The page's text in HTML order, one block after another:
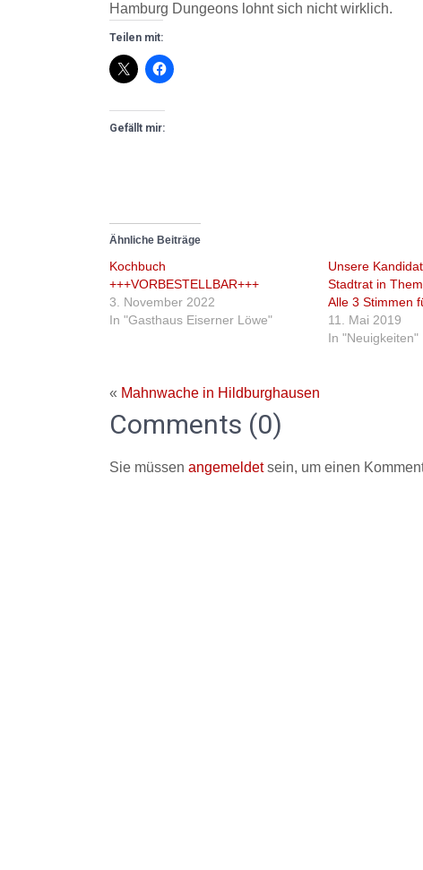
Hamburg Dungeons lohnt sich nicht wirklich.
Teilen mit:
Gefällt mir:
Ähnliche Beiträge
Kochbuch
+++VORBESTELLBAR+++
3. November 2022
In "Gasthaus Eiserner Löwe"
Unsere
Stadtrat in
Alle 3 Stimmen
11. Mai 2019
In "Neuigkeiten"
« Mahnwache in Hildburghausen
Comments (0)
Sie müssen angemeldetsein, um einen